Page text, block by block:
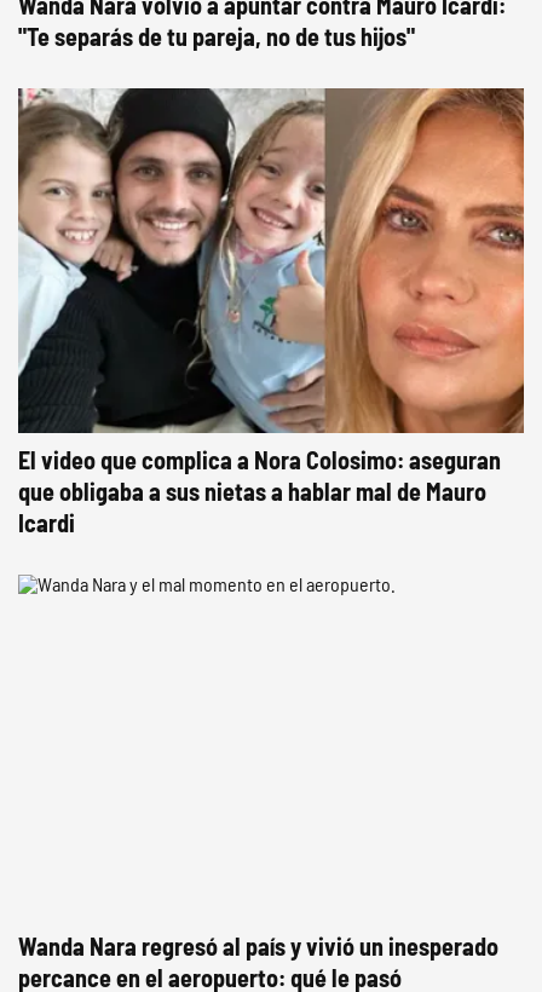
"Te separás de tu pareja, no de tus hijos"
El video que complica a Nora Colosimo: aseguran
que obligaba a sus nietas a hablar mal de Mauro
Icardi
Wanda Nara regresó al país y vivió un inesperado
percance en el aeropuerto: qué le pasó